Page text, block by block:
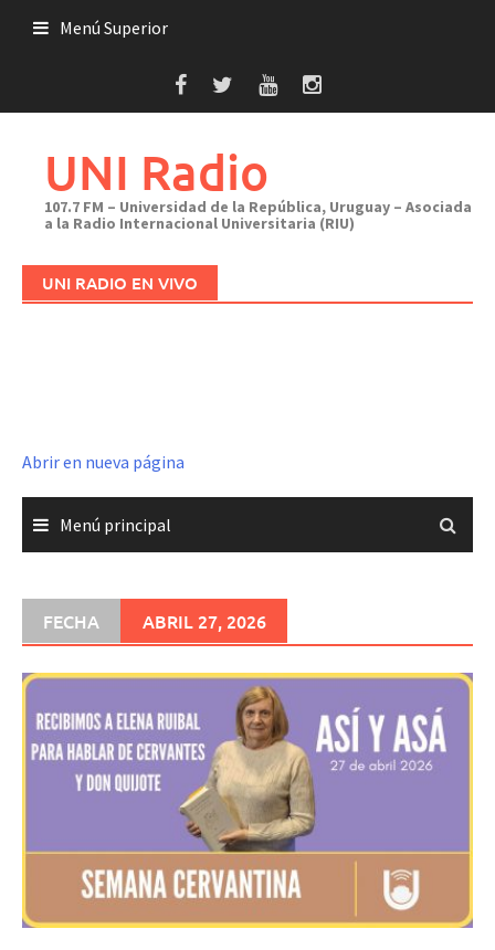
Menú Superior
UNI Radio
107.7 FM – Universidad de la República, Uruguay – Asociada
a la Radio Internacional Universitaria (RIU)
UNI RADIO EN VIVO
Abrir en nueva página
Menú principal
FECHA ABRIL 27, 2026